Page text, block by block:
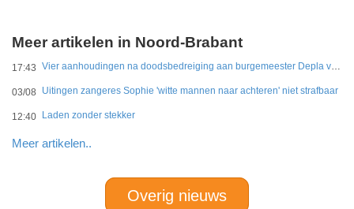
Meer artikelen in Noord-Brabant
17:43 Vier aanhoudingen na doodsbedreiging aan burgemeester Depla van Breda
03/08 Uitingen zangeres Sophie 'witte mannen naar achteren' niet strafbaar
12:40 Laden zonder stekker
Meer artikelen..
Overig nieuws